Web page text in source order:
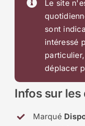
Le site
sont
intéressé
déplacer
Infos sur
Marqué